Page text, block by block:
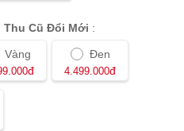
Thu Cũ Đổi Mới :
Vàng
đ
Đen
4.499.000đ